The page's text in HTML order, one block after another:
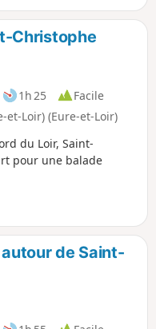
Christophe
1h 25
Facile
et-Loir) (Eure-et-Loir)
du Loir, Saint-
pour une balade
de Saint-